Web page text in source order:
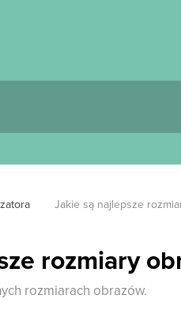
Jakie są najlepsze
rozmiary
rozmiarach obrazów.